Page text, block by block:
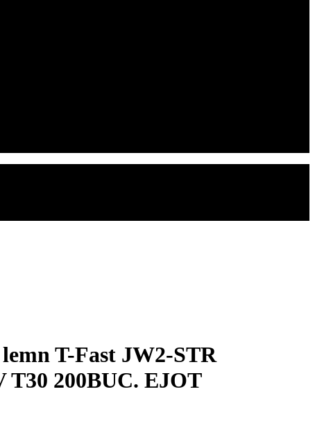
T-Fast JW2-STR
T30 200BUC. EJOT